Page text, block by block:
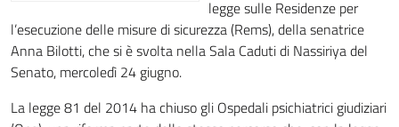
legge sulle Residenze per
l’esecuzione delle misure di sicurezza (Rems), della senatrice
Anna Bilotti, che si è svolta nella Sala Caduti di Nassiriya del
Senato, mercoledì 24 giugno.
La legge 81 del 2014 ha chiuso gli Ospedali psichiatrici giudiziari